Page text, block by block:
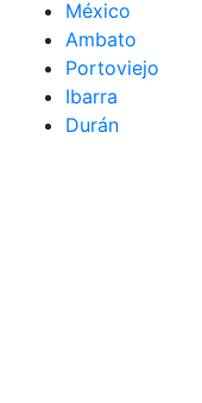
México
Ambato
Portoviejo
Ibarra
Durán